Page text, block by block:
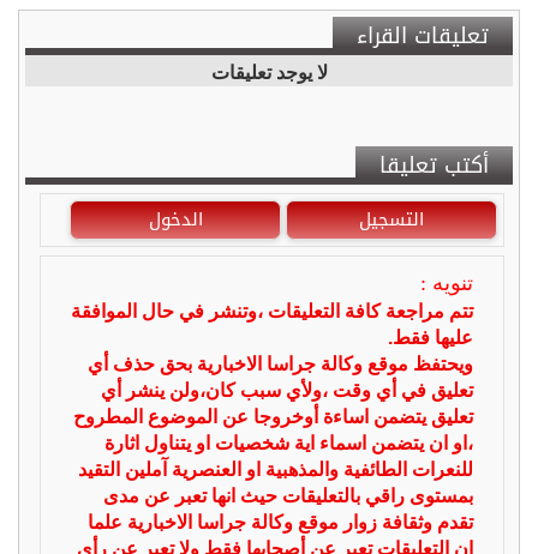
تعليقات القراء
لا يوجد تعليقات
أكتب تعليقا
التسجيل الدخول
تنويه :
تتم مراجعة كافة التعليقات ،وتنشر في حال الموافقة
عليها فقط.
ويحتفظ موقع وكالة جراسا الاخبارية بحق حذف أي
تعليق في أي وقت ،ولأي سبب كان،ولن ينشر أي
تعليق يتضمن اساءة أوخروجا عن الموضوع المطروح
،او ان يتضمن اسماء اية شخصيات او يتناول اثارة
للنعرات الطائفية والمذهبية او العنصرية آملين التقيد
بمستوى راقي بالتعليقات حيث انها تعبر عن مدى
تقدم وثقافة زوار موقع وكالة جراسا الاخبارية علما
ان التعليقات تعبر عن أصحابها فقط ولا تعبر عن رأي